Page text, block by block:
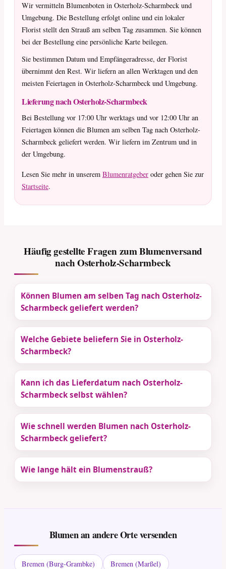
Wir vermitteln Blumenboten in Osterholz-Scharmbeck und
Umgebung. Die Bestellung erfolgt online und ein lokaler
Florist stellt den Strauß am selben Tag zusammen. Sie können
bei der Bestellung eine persönliche Karte beilegen.
Sie bestimmen Datum und Empfängeradresse, der Florist
übernimmt den Rest. Wir liefern an allen Werktagen und den
meisten Feiertagen in Osterholz-Scharmbeck und Umgebung.
Lieferung nach Osterholz-Scharmbeck
Bei Bestellung vor 17:00 Uhr werktags und vor 12:00 Uhr an
Feiertagen können die Blumen am selben Tag nach Osterholz-
Scharmbeck geliefert werden. Wir liefern im Zentrum und in
der Umgebung.
Lesen Sie mehr in unserem Blumenratgeber oder gehen Sie zur
Startseite.
Häufig gestellte Fragen zum Blumenversand
nach Osterholz-Scharmbeck
Können Blumen am selben Tag nach Osterholz-
Scharmbeck geliefert werden?
Welche Gebiete beliefern Sie in Osterholz-
Scharmbeck?
Kann ich das Lieferdatum nach Osterholz-
Scharmbeck selbst wählen?
Wie schnell werden Blumen nach Osterholz-
Scharmbeck geliefert?
Wie lange hält ein Blumenstrauß?
Blumen an andere Orte versenden
Bremen (Burg-Grambke)
Bremen (Marßel)